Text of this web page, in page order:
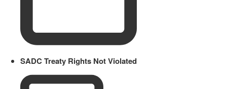
SADC Treaty Rights Not Violated